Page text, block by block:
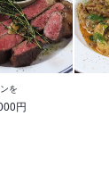
を
円